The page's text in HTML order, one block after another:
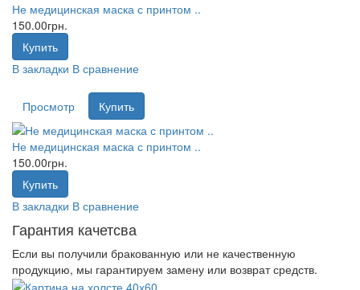
Не медицинская маска с принтом ..
150.00грн.
Купить
В закладки В сравнение
Просмотр Купить
Не медицинская маска с принтом ..
150.00грн.
Купить
В закладки В сравнение
Гарантия качетсва
Если вы получили бракованную или не качественную
продукцию, мы гарантируем замену или возврат средств.